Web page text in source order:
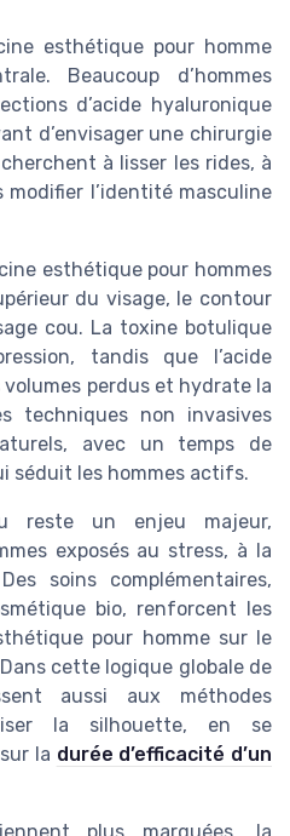
esthétique pour homme
Beaucoup d’hommes
d’acide hyaluronique
d’envisager une chirurgie
à lisser les rides, à
l’identité masculine
esthétique pour hommes
du visage, le contour
cou. La toxine botulique
tandis que l’acide
perdus et hydrate la
techniques non invasives
avec un temps de
séduit les hommes actifs.
reste un enjeu majeur,
exposés au stress, à la
soins complémentaires,
bio, renforcent les
pour homme sur le
cette logique globale de
aussi aux méthodes
la silhouette, en se
la durée d’efficacité d’un